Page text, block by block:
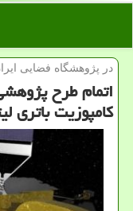
در پژوهشگاه فضایی
اتمام طرح
کامپوزیت باتری